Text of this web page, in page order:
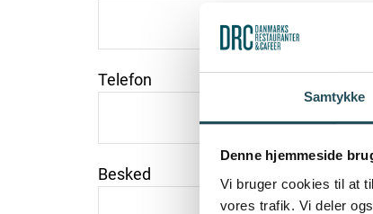
Samtykke
Denne hjemmeside
Vi bruger cookies til at
vores trafik. Vi deler
Telefon
Besked